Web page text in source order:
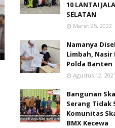
10 LANTAI
SELATAN
Maret 25, 2022
Namanya
Limbah, Nasir
Polda Banten
Agustus 12, 2021
Bangunan
Serang Tidak
Komunitas
BMX Kecewa